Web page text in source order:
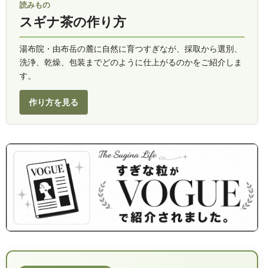
読みもの
スギナ茶の作り方
湯布院・由布岳の麓に自然に育つすぎなが、採取から選別、
洗浄、乾燥、包装までどのように仕上がるのかをご紹介しま
す。
作り方を見る